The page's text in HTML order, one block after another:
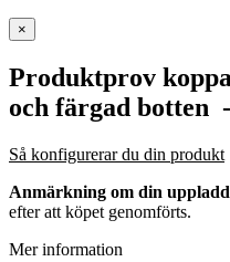
×
Produktprov
och färgad botten
Så konfigurerar du din produkt
Anmärkning om din
efter att köpet genomförts.
Mer information